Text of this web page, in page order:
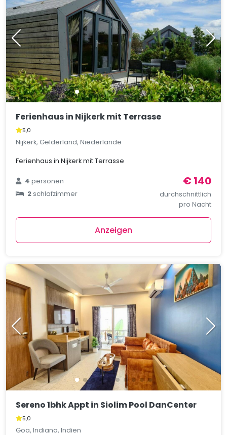
Ferienhaus in Nijkerk mit Terrasse
5,0
Nijkerk, Gelderland, Niederlande
Ferienhaus in Nijkerk mit Terrasse
4personen
2schlafzimmer
€ 140
durchschnittlich
pro Nacht
Anzeigen
Sereno 1bhk Appt in Siolim Pool DanCenter
5,0
Goa, Indiana, Indien